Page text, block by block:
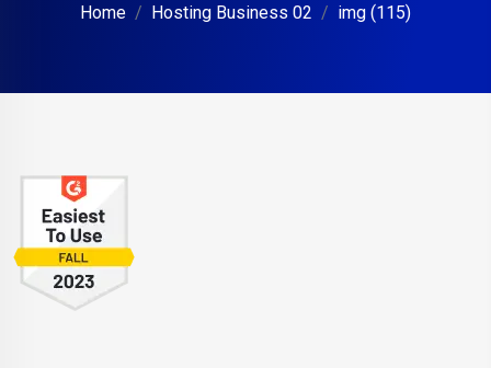
Home Hosting Business 02 img (115)